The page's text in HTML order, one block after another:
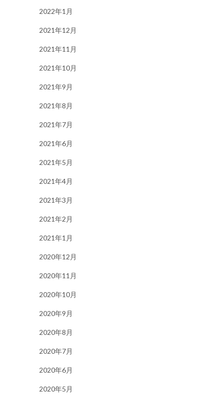
2022年1月
2021年12月
2021年11月
2021年10月
2021年9月
2021年8月
2021年7月
2021年6月
2021年5月
2021年4月
2021年3月
2021年2月
2021年1月
2020年12月
2020年11月
2020年10月
2020年9月
2020年8月
2020年7月
2020年6月
2020年5月